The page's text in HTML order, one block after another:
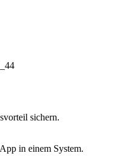
sichern.
in einem System.